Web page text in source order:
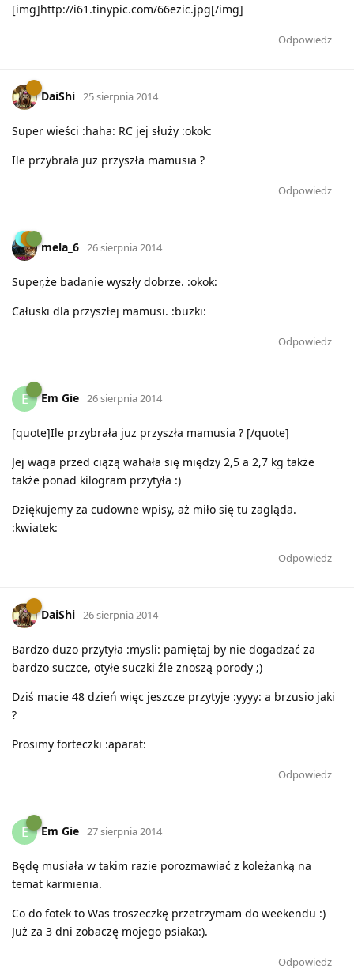
[img]http://i61.tinypic.com/66ezic.jpg[/img]
Odpowiedz
DaiShi 25 sierpnia 2014
Super wieści :haha: RC jej służy :okok:
Ile przybrała juz przyszła mamusia ?
Odpowiedz
mela_6 26 sierpnia 2014
Super,że badanie wyszły dobrze. :okok:
Całuski dla przyszłej mamusi. :buzki:
Odpowiedz
E Em Gie 26 sierpnia 2014
[quote]Ile przybrała juz przyszła mamusia ? [/quote]
Jej waga przed ciążą wahała się między 2,5 a 2,7 kg także
także ponad kilogram przytyła :)
Dziękujemy za cudowne wpisy, aż miło się tu zagląda.
:kwiatek:
Odpowiedz
DaiShi 26 sierpnia 2014
Bardzo duzo przytyła :mysli: pamiętaj by nie dogadzać za
bardzo suczce, otyłe suczki źle znoszą porody ;)
Dziś macie 48 dzień więc jeszcze przytyje :yyyy: a brzusio jaki
?
Prosimy forteczki :aparat:
Odpowiedz
E Em Gie 27 sierpnia 2014
Będę musiała w takim razie porozmawiać z koleżanką na
temat karmienia.
Co do fotek to Was troszeczkę przetrzymam do weekendu :)
Już za 3 dni zobaczę mojego psiaka:).
Odpowiedz